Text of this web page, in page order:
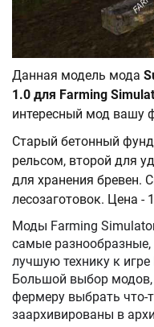
Данная модель мода
интересный мод вашу
Старый бетонный
рельсом, второй для
для хранения бревен.
лесозаготовок. Цена -
Моды Farming Simulator 2017 , на нашем сайте
самые
лучшую технику к игре
Большой выбор
фермеру выбрать что-
заархивированы в